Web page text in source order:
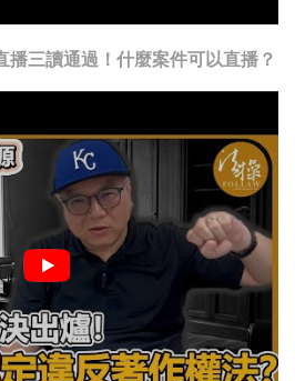
播三讀通過！什麼案件可以直播？